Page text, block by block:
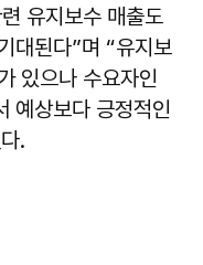
유지보수 매출도
대된다”며 “유지보
있으나 수요자인
예상보다 긍정적인
.